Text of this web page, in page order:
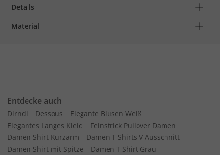
Details
Material
Entdecke auch
Dirndl Dessous
Elegante Blusen Weiß
Elegantes Langes Kleid
Feinstrick Pullover Damen
Damen Shirt Kurzarm
Damen T Shirts V Ausschnitt
Damen Shirt mit Spitze
Damen T Shirt Grau